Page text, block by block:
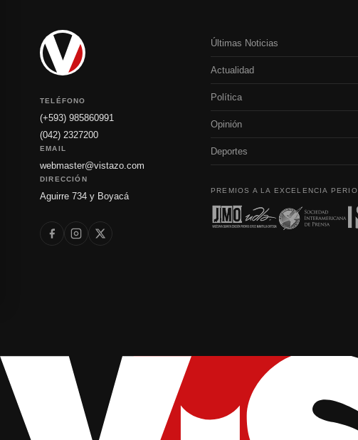
TELÉFONO
(+593) 985860991
(042) 2327200
EMAIL
webmaster@vistazo.com
DIRECCIÓN
Aguirre 734 y Boyacá
Últimas Noticias
Actualidad
Política
Opinión
Deportes
PREMIOS A LA EXCELENCIA